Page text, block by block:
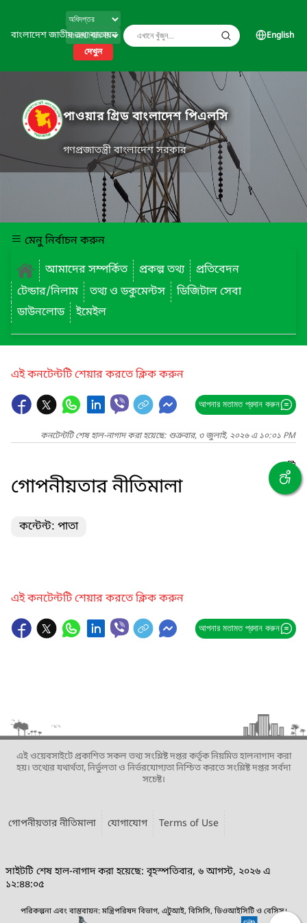
বাংলাদেশ জাতীয় তথ্য বাতায়ন
দেখুন
English
পাওয়ার গ্রিড বাংলাদেশ পিএলসি
গণপ্রজাতন্ত্রী বাংলাদেশ সরকার
মেনু নির্বাচন করুন
আমাদের সম্পর্কিত
প্রকল্প তথ্য
প্রতিবেদন
টেন্ডার/নিলাম
তথ্য ও ডকুমেন্টস
ডিজিটাল সেবা
ডাউনলোড
ইমেইল
এই কনটেন্টটি শেয়ার করতে ক্লিক করুন
আপনার মতামত প্রদান করুন
কনটেন্টটি শেষ হাল-নাগাদ করা হয়েছে: শুক্রবার, ৩ জুলাই, ২০২৬ এ ১০:০১ PM
গোপনীয়তার নীতিমালা
কন্টেন্ট: পাতা
এই কনটেন্টটি শেয়ার করতে ক্লিক করুন
আপনার মতামত প্রদান করুন
এই ওয়েবসাইটে প্রকাশিত সকল তথ্য সংশ্লিষ্ট দপ্তর কর্তৃক নিয়মিত হালনাগাদ করা
হয়। তথ্যের যথার্থতা, নির্ভুলতা ও নির্ভরযোগ্যতা নিশ্চিত করতে সংশ্লিষ্ট দপ্তর সর্বদা
সচেষ্ট।
গোপনীয়তার নীতিমালা যোগাযোগ Terms of Use
সাইটটি শেষ হাল-নাগাদ করা হয়েছে: বৃহস্পতিবার, ৬ আগস্ট, ২০২৬ এ
১২:৪৪:০৫
পরিকল্পনা এবং বাস্তবায়ন: মন্ত্রিপরিষদ বিভাগ, এটুআই, বিসিসি, ডিওআইসিটি ও বেসিস।